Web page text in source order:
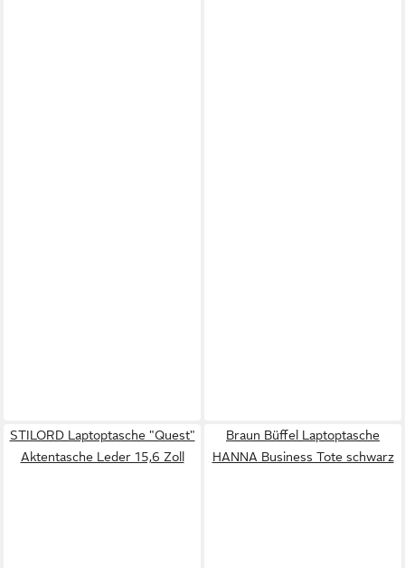
STILORD Laptoptasche "Quest"
Aktentasche Leder 15,6 Zoll
Braun Büffel Laptoptasche
HANNA Business Tote schwarz